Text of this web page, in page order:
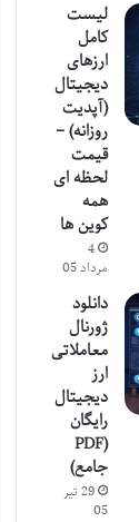
لیست
کامل
ارزهای
دیجیتال
(آپدیت
روزانه) –
قیمت
لحظه ای
همه
کوین ها
4
مرداد 05
دانلود
ژورنال
معاملاتی
ارز
دیجیتال
رایگان
(PDF
جامع)
29 تیر
05